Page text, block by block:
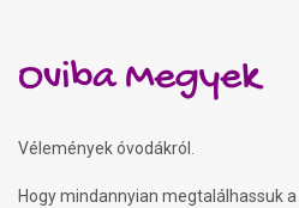
Oviba Megyek
Vélemények óvodákról.
Hogy mindannyian megtalálhassuk